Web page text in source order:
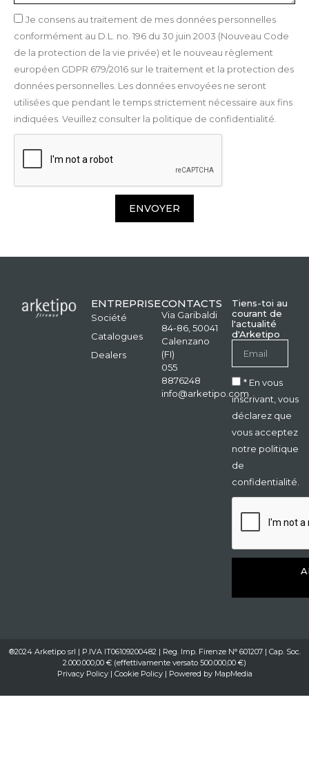
Je consens au traitement de mes données personnelles
conformément au D.L. no. 196 du 30 juin 2003 (Nouveau Code
de la protection de la vie privée) et le nouveau règlement
européen GDPR 679/2016 sur le traitement et la protection des
données personnelles. Les données envoyées ne seront
utilisées que pendant le temps strictement nécessaire aux fins
indiquées. Veuillez consulter la politique de confidentialité.
ENVOYER
ENTREPRISE
Société
Catalogues
Dealers
CONTACTS
Via Garibaldi
84-86, 50041
Calenzano
(FI)
055
8876248
info@arketipo.com
Tiens-toi au
courant de
l'actualité
d'Arketipo
* En vous
inscrivant, vous
déclarez que
vous acceptez
notre politique
de
confidentialité.
®2024 Arketipo srl | P.IVA IT06109200482 | Reg. Imp. Firenze N° 601207 | Cap. Soc.
2.000.000,00 € (effettivamente versato 500.000,00 €)
Privacy Policy| Cookie Policy| Powered by MapMedia